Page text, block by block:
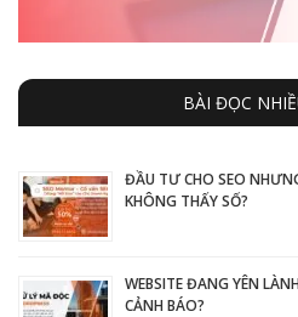
BÀI ĐỌC
ĐẦU TƯ CHO SEO
KHÔNG THẤY SỐ?
WEBSITE ĐANG YÊN
CẢNH BÁO?